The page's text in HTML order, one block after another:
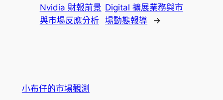
Nvidia 財報前景
與市場反應分析
Digital 擴展業務與市
場動態報導
→
小布仔的市場觀測